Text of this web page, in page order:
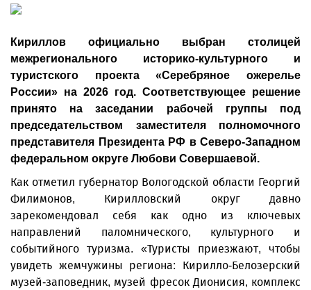
Кириллов официально выбран столицей
межрегионального историко-культурного и
туристского проекта «Серебряное ожерелье
России» на 2026 год. Соответствующее решение
принято на заседании рабочей группы под
председательством заместителя полномочного
представителя Президента РФ в Северо-Западном
федеральном округе Любови Совершаевой.
Как отметил губернатор Вологодской области Георгий
Филимонов, Кирилловский округ давно
зарекомендовал себя как одно из ключевых
направлений паломнического, культурного и
событийного туризма. «Туристы приезжают, чтобы
увидеть жемчужины региона: Кирилло-Белозерский
музей-заповедник, музей фресок Дионисия, комплекс